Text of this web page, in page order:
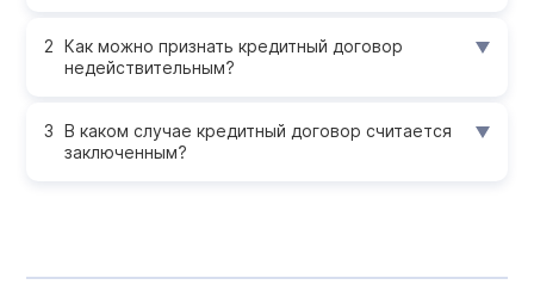
Как можно признать кредитный договор
недействительным?
В каком случае кредитный договор считается
заключенным?